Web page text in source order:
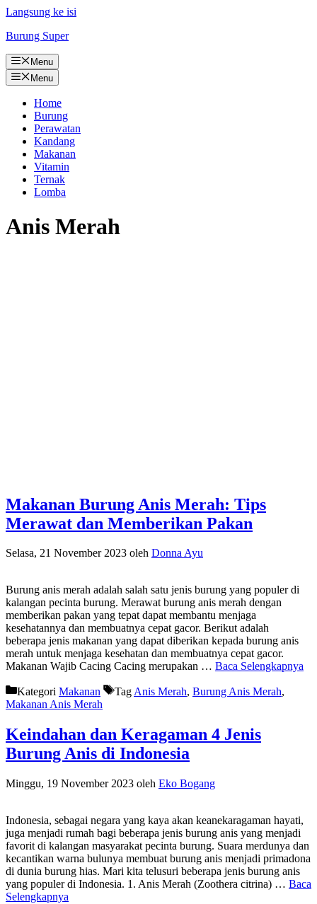
Langsung ke isi
Burung Super
Menu
Menu
Home
Burung
Perawatan
Kandang
Makanan
Vitamin
Ternak
Lomba
Anis Merah
Makanan Burung Anis Merah: Tips
Merawat dan Memberikan Pakan
Selasa, 21 November 2023 oleh Donna Ayu
Burung anis merah adalah salah satu jenis burung yang populer di
kalangan pecinta burung. Merawat burung anis merah dengan
memberikan pakan yang tepat dapat membantu menjaga
kesehatannya dan membuatnya cepat gacor. Berikut adalah
beberapa jenis makanan yang dapat diberikan kepada burung anis
merah untuk menjaga kesehatan dan membuatnya cepat gacor.
Makanan Wajib Cacing Cacing merupakan … Baca Selengkapnya
Kategori Makanan TagAnis Merah, Burung Anis Merah,
Makanan Anis Merah
Keindahan dan Keragaman 4 Jenis
Burung Anis di Indonesia
Minggu, 19 November 2023 oleh Eko Bogang
Indonesia, sebagai negara yang kaya akan keanekaragaman hayati,
juga menjadi rumah bagi beberapa jenis burung anis yang menjadi
favorit di kalangan masyarakat pecinta burung. Suara merdunya dan
kecantikan warna bulunya membuat burung anis menjadi primadona
di dunia burung hias. Mari kita telusuri beberapa jenis burung anis
yang populer di Indonesia. 1. Anis Merah (Zoothera citrina) … Baca
Selengkapnya